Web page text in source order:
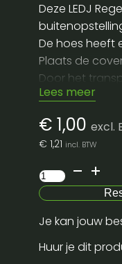
Deze LEDJ
De hoes heeft
Plaats de
Door het
Voor transport
Lees meer
€ 1,00 excl.
€ 1,21 incl. BTW
Regencover
uplighter
aantal
Je kan jouw
Huur je dit